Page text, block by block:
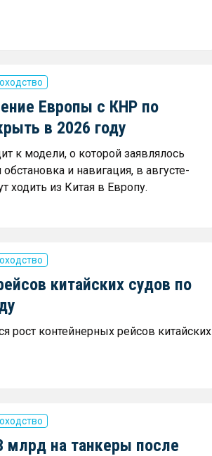
Европы с КНР по
в 2026 году
к модели, о которой заявлялось
и навигация, в августе-
ходить из Китая в Европу.
китайских судов по
рост контейнерных рейсов китайских
млрд на танкеры после